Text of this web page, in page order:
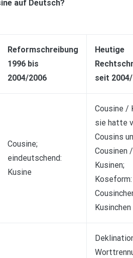
auf Deutsch?
Reformschreibung
1996 bis
2004/2006
Heutige
seit
Cousine;
eindeutschend:
Kusine
Cousine /
sie hatte
Cousins
Cousinen /
Kusinen;
Koseform:
Kusinchen